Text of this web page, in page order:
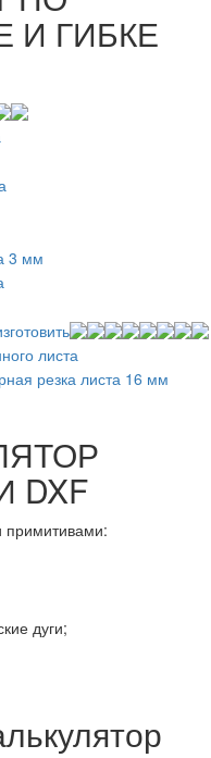
И ГИБКЕ
DXF
примитивами:
дуги;